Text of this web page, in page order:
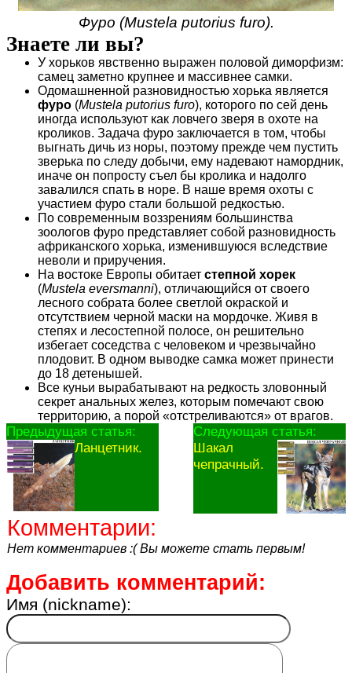
Фуро (Mustela putorius furo).
Знаете ли вы?
У хорьков явственно выражен половой диморфизм:
самец заметно крупнее и массивнее самки.
Одомашненной разновидностью хорька является
фуро (Mustela putorius furo), которого по сей день
иногда используют как ловчего зверя в охоте на
кроликов. Задача фуро заключается в том, чтобы
выгнать дичь из норы, поэтому прежде чем пустить
зверька по следу добычи, ему надевают намордник,
иначе он попросту съел бы кролика и надолго
завалился спать в норе. В наше время охоты с
участием фуро стали большой редкостью.
По современным воззрениям большинства
зоологов фуро представляет собой разновидность
африканского хорька, изменившуюся вследствие
неволи и приручения.
На востоке Европы обитает степной хорек
(Mustela eversmanni), отличающийся от своего
лесного собрата более светлой окраской и
отсутствием черной маски на мордочке. Живя в
степях и лесостепной полосе, он решительно
избегает соседства с человеком и чрезвычайно
плодовит. В одном выводке самка может принести
до 18 детенышей.
Все куньи вырабатывают на редкость зловонный
секрет анальных желез, которым помечают свою
территорию, а порой «отстреливаются» от врагов.
Предыдущая статья:
Ланцетник.
Следующая статья:
Шакал
чепрачный.
Комментарии:
Нет комментариев :( Вы можете стать первым!
Добавить комментарий:
Имя (nickname):